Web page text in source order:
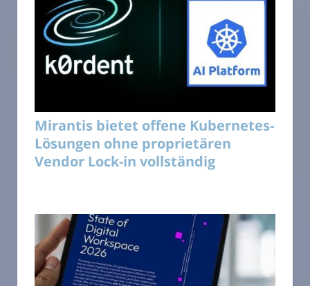
Mirantis bietet offene Kubernetes-
Lösungen ohne proprietären
Vendor Lock-in vollständig